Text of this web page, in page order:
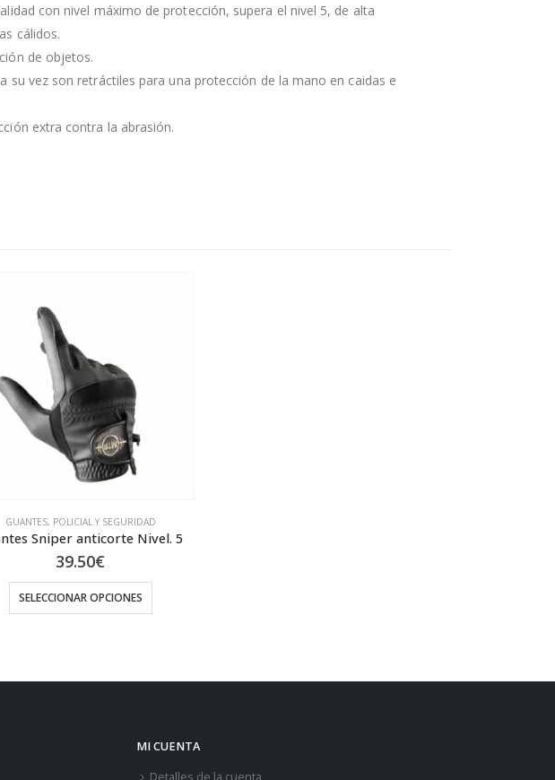
con nivel máximo de protección, supera el nivel 5, de alta
cálidos.
de objetos.
su vez son retráctiles para una protección de la mano en caidas e
extra contra la abrasión.
GUANTES, POLICIAL Y SEGURIDAD
Sniper anticorte Nivel. 5
39.50€
SELECCIONAR OPCIONES
Este producto tiene múltiples variantes. Las opciones se pueden elegir en la página de producto
MI CUENTA
Detalles de la cuenta